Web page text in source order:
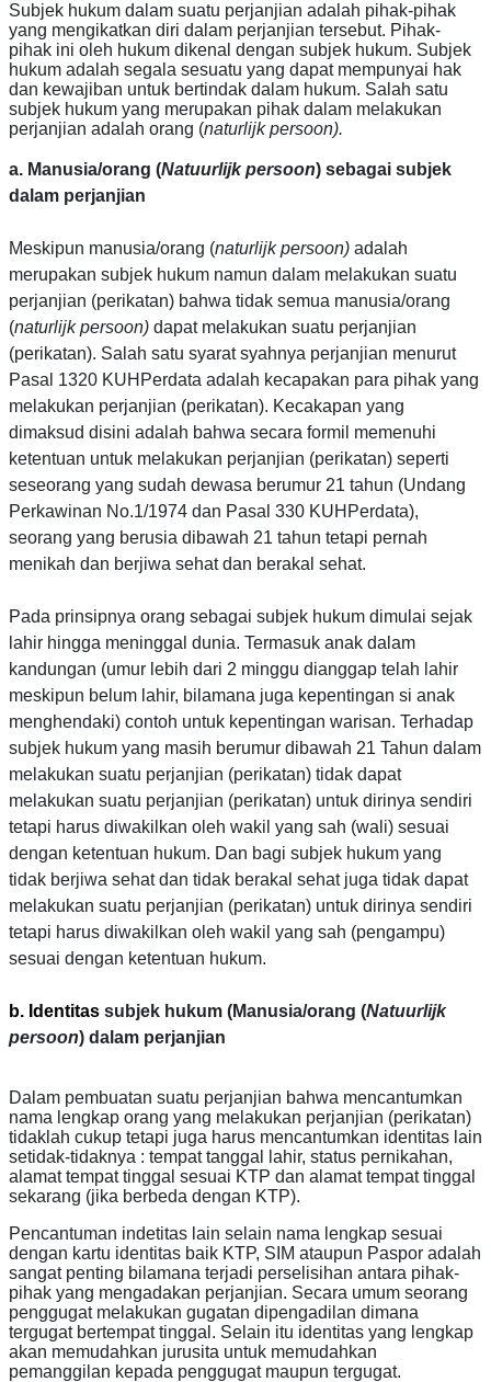
Subjek hukum dalam suatu perjanjian adalah pihak-pihak
yang mengikatkan diri dalam perjanjian tersebut. Pihak-
pihak ini oleh hukum dikenal dengan subjek hukum. Subjek
hukum adalah segala sesuatu yang dapat mempunyai hak
dan kewajiban untuk bertindak dalam hukum. Salah satu
subjek hukum yang merupakan pihak dalam melakukan
perjanjian adalah orang (naturlijk persoon).
a. Manusia/orang (Natuurlijk persoon) sebagai subjek
dalam perjanjian
Meskipun manusia/orang (naturlijk persoon) adalah
merupakan subjek hukum namun dalam melakukan suatu
perjanjian (perikatan) bahwa tidak semua manusia/orang
(naturlijk persoon) dapat melakukan suatu perjanjian
(perikatan). Salah satu syarat syahnya perjanjian menurut
Pasal 1320 KUHPerdata adalah kecapakan para pihak yang
melakukan perjanjian (perikatan). Kecakapan yang
dimaksud disini adalah bahwa secara formil memenuhi
ketentuan untuk melakukan perjanjian (perikatan) seperti
seseorang yang sudah dewasa berumur 21 tahun (Undang
Perkawinan No.1/1974 dan Pasal 330 KUHPerdata),
seorang yang berusia dibawah 21 tahun tetapi pernah
menikah dan berjiwa sehat dan berakal sehat.
Pada prinsipnya orang sebagai subjek hukum dimulai sejak
lahir hingga meninggal dunia. Termasuk anak dalam
kandungan (umur lebih dari 2 minggu dianggap telah lahir
meskipun belum lahir, bilamana juga kepentingan si anak
menghendaki) contoh untuk kepentingan warisan. Terhadap
subjek hukum yang masih berumur dibawah 21 Tahun dalam
melakukan suatu perjanjian (perikatan) tidak dapat
melakukan suatu perjanjian (perikatan) untuk dirinya sendiri
tetapi harus diwakilkan oleh wakil yang sah (wali) sesuai
dengan ketentuan hukum. Dan bagi subjek hukum yang
tidak berjiwa sehat dan tidak berakal sehat juga tidak dapat
melakukan suatu perjanjian (perikatan) untuk dirinya sendiri
tetapi harus diwakilkan oleh wakil yang sah (pengampu)
sesuai dengan ketentuan hukum.
b. Identitas subjek hukum (Manusia/orang (Natuurlijk
persoon) dalam perjanjian
Dalam pembuatan suatu perjanjian bahwa mencantumkan
nama lengkap orang yang melakukan perjanjian (perikatan)
tidaklah cukup tetapi juga harus mencantumkan identitas lain
setidak-tidaknya : tempat tanggal lahir, status pernikahan,
alamat tempat tinggal sesuai KTP dan alamat tempat tinggal
sekarang (jika berbeda dengan KTP).
Pencantuman indetitas lain selain nama lengkap sesuai
dengan kartu identitas baik KTP, SIM ataupun Paspor adalah
sangat penting bilamana terjadi perselisihan antara pihak-
pihak yang mengadakan perjanjian. Secara umum seorang
penggugat melakukan gugatan dipengadilan dimana
tergugat bertempat tinggal. Selain itu identitas yang lengkap
akan memudahkan jurusita untuk memudahkan
pemanggilan kepada penggugat maupun tergugat.